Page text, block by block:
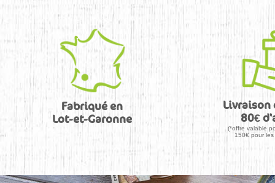
Fabriqué en
Lot-et-Garonne
Livraison
80€
(*offre valable
150€ pour